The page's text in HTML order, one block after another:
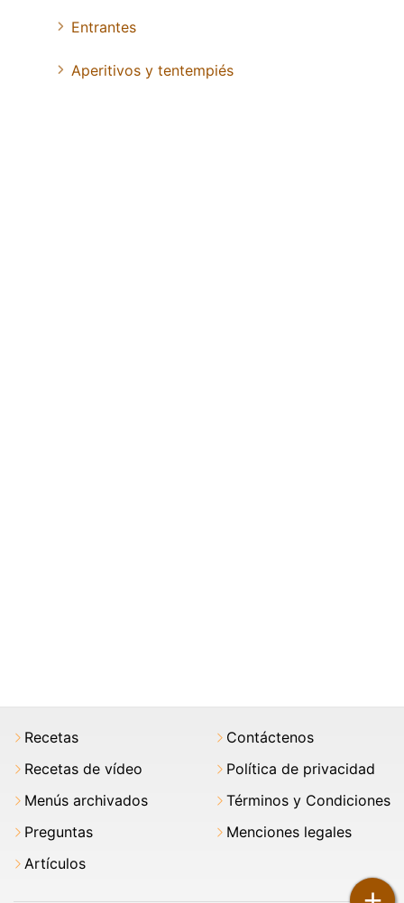
Entrantes
Aperitivos y tentempiés
Recetas
Recetas de vídeo
Menús archivados
Preguntas
Artículos
Contáctenos
Política de privacidad
Términos y Condiciones
Menciones legales